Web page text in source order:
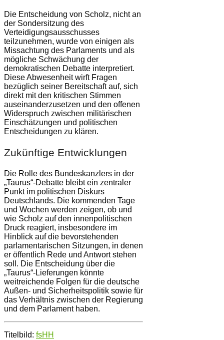
Die Entscheidung von Scholz, nicht an
der Sondersitzung des
Verteidigungsausschusses
teilzunehmen, wurde von einigen als
Missachtung des Parlaments und als
mögliche Schwächung der
demokratischen Debatte interpretiert.
Diese Abwesenheit wirft Fragen
bezüglich seiner Bereitschaft auf, sich
direkt mit den kritischen Stimmen
auseinanderzusetzen und den offenen
Widerspruch zwischen militärischen
Einschätzungen und politischen
Entscheidungen zu klären.
Zukünftige Entwicklungen
Die Rolle des Bundeskanzlers in der
„Taurus“-Debatte bleibt ein zentraler
Punkt im politischen Diskurs
Deutschlands. Die kommenden Tage
und Wochen werden zeigen, ob und
wie Scholz auf den innenpolitischen
Druck reagiert, insbesondere im
Hinblick auf die bevorstehenden
parlamentarischen Sitzungen, in denen
er öffentlich Rede und Antwort stehen
soll. Die Entscheidung über die
„Taurus“-Lieferungen könnte
weitreichende Folgen für die deutsche
Außen- und Sicherheitspolitik sowie für
das Verhältnis zwischen der Regierung
und dem Parlament haben.
Titelbild: fsHH